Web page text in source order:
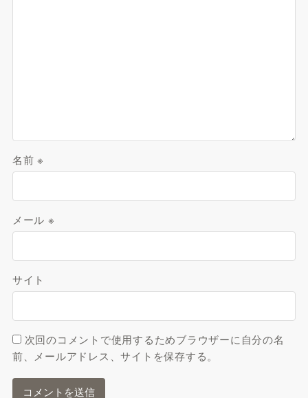
名前※
メール ※
サイト
次回のコメントで使用するためブラウザーに自分の名
前、メールアドレス、サイトを保存する。